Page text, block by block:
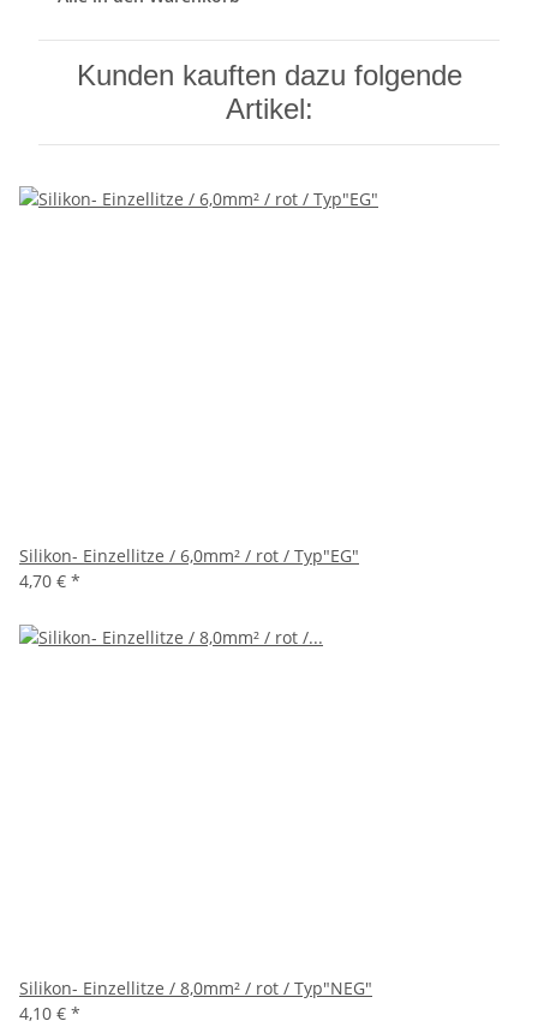
Kunden kauften dazu folgende
Artikel:
Silikon- Einzellitze / 6,0mm² / rot / Typ"EG"
4,70 € *
Silikon- Einzellitze / 8,0mm² / rot / Typ"NEG"
4,10 € *